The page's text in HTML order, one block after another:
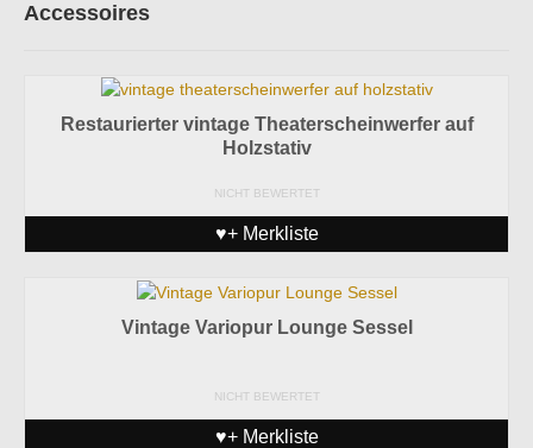
Accessoires
Restaurierter vintage Theaterscheinwerfer auf
Holzstativ
NICHT BEWERTET
♥+ Merkliste
Vintage Variopur Lounge Sessel
NICHT BEWERTET
♥+ Merkliste